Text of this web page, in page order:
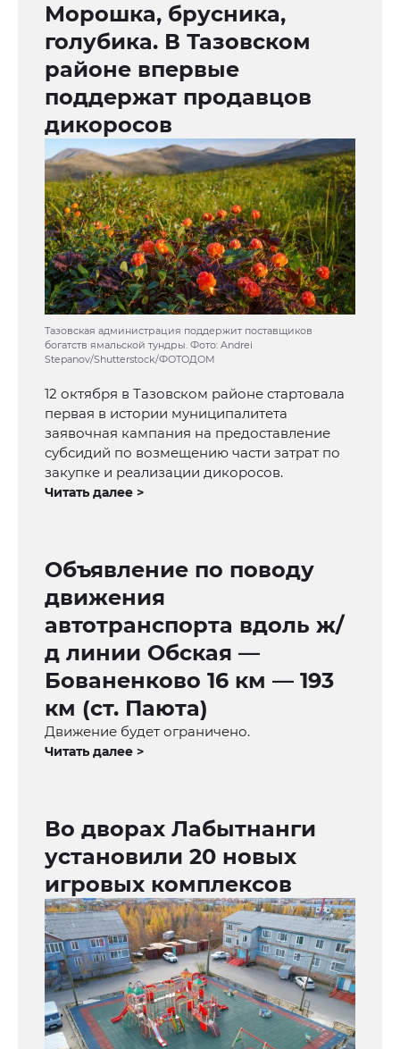
Морошка, брусника,
голубика. В Тазовском
районе впервые
поддержат продавцов
дикоросов
Тазовская администрация поддержит поставщиков
богатств ямальской тундры. Фото: Andrei
Stepanov/Shutterstock/ФОТОДОМ
12 октября в Тазовском районе стартовала
первая в истории муниципалитета
заявочная кампания на предоставление
субсидий по возмещению части затрат по
закупке и реализации дикоросов.
Читать далее >
Объявление по поводу
движения
автотранспорта вдоль ж/
д линии Обская —
Бованенково 16 км — 193
км (ст. Паюта)
Движение будет ограничено.
Читать далее >
Во дворах Лабытнанги
установили 20 новых
игровых комплексов